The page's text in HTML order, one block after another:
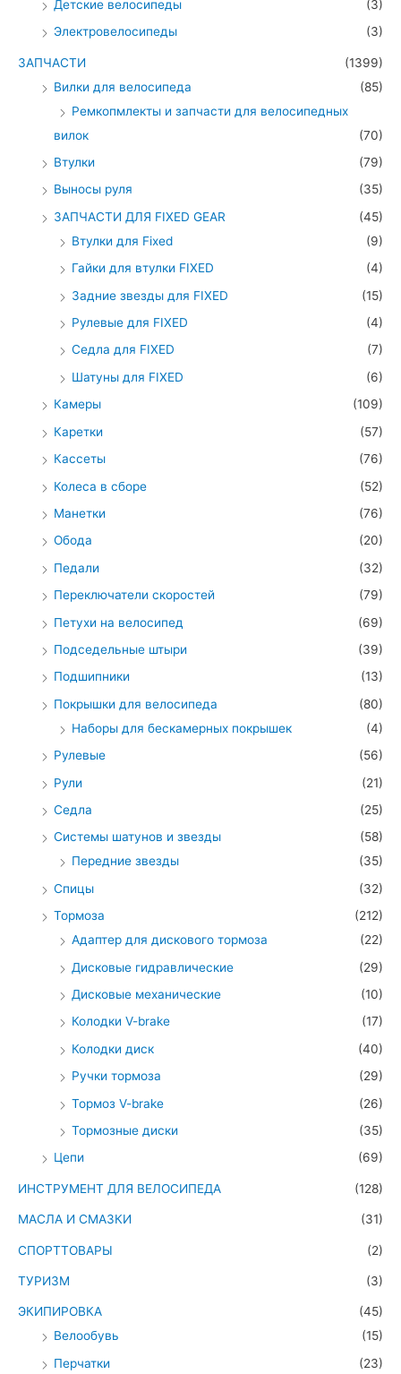
Детские велосипеды
(3)
Электровелосипеды
(3)
ЗАПЧАСТИ
(1399)
Вилки для велосипеда
(85)
Ремкопмлекты и запчасти для велосипедных
вилок
(70)
Втулки
(79)
Выносы руля
(35)
ЗАПЧАСТИ ДЛЯ FIXED GEAR
(45)
Втулки для Fixed
(9)
Гайки для втулки FIXED
(4)
Задние звезды для FIXED
(15)
Рулевые для FIXED
(4)
Седла для FIXED
(7)
Шатуны для FIXED
(6)
Камеры
(109)
Каретки
(57)
Кассеты
(76)
Колеса в сборе
(52)
Манетки
(76)
Обода
(20)
Педали
(32)
Переключатели скоростей
(79)
Петухи на велосипед
(69)
Подседельные штыри
(39)
Подшипники
(13)
Покрышки для велосипеда
(80)
Наборы для бескамерных покрышек
(4)
Рулевые
(56)
Рули
(21)
Седла
(25)
Системы шатунов и звезды
(58)
Передние звезды
(35)
Спицы
(32)
Тормоза
(212)
Адаптер для дискового тормоза
(22)
Дисковые гидравлические
(29)
Дисковые механические
(10)
Колодки V-brake
(17)
Колодки диск
(40)
Ручки тормоза
(29)
Тормоз V-brake
(26)
Тормозные диски
(35)
Цепи
(69)
ИНСТРУМЕНТ ДЛЯ ВЕЛОСИПЕДА (128)
МАСЛА И СМАЗКИ (31)
СПОРТТОВАРЫ (2)
ТУРИЗМ (3)
ЭКИПИРОВКА
(45)
Велообувь
(15)
Перчатки
(23)